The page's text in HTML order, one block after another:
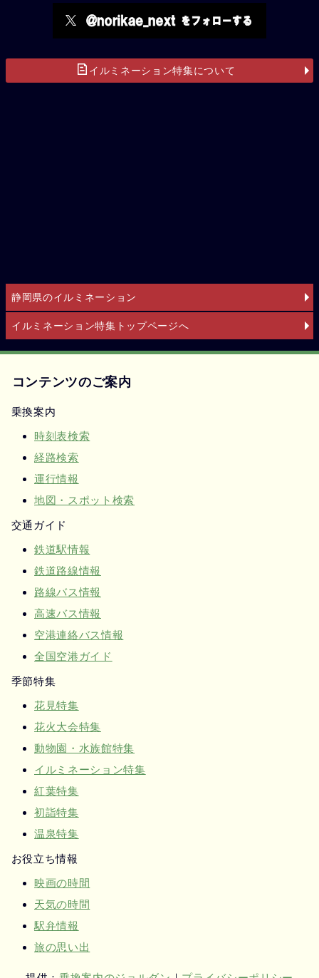
イルミネーション特集について
静岡県のイルミネーション
イルミネーション特集トップページへ
コンテンツのご案内
乗換案内
時刻表検索
経路検索
運行情報
地図・スポット検索
交通ガイド
鉄道駅情報
鉄道路線情報
路線バス情報
高速バス情報
空港連絡バス情報
全国空港ガイド
季節特集
花見特集
花火大会特集
動物園・水族館特集
イルミネーション特集
紅葉特集
初詣特集
温泉特集
お役立ち情報
映画の時間
天気の時間
駅弁情報
旅の思い出